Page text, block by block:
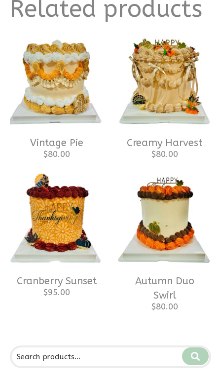
Related products
Vintage Pie
$80.00
Creamy Harvest
$80.00
Cranberry Sunset
$95.00
Autumn Duo
Swirl
$80.00